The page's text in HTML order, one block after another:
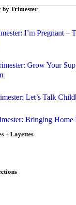
by Trimester
I’m Pregnant –
Grow Your
Let’s Talk
Bringing Home
+ Layettes